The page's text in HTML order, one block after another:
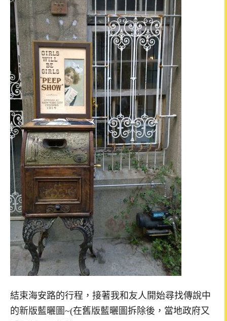
結束海安路的行程，接著我和友人開始尋找傳說中
的新版藍曬圖~(在舊版藍曬圖拆除後，當地政府又